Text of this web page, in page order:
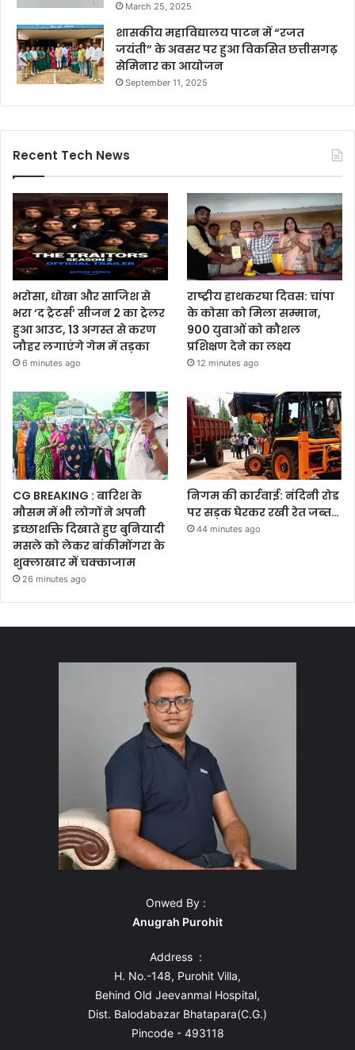
March 25, 2025
शासकीय महाविद्यालय पाटन में “रजत
जयंती” के अवसर पर हुआ विकसित छत्तीसगढ़
सेमिनार का आयोजन
September 11, 2025
Recent Tech News
भरोसा, धोखा और साजिश से
भरा ‘द ट्रेटर्स’ सीजन 2 का ट्रेलर
हुआ आउट, 13 अगस्त से करण
जौहर लगाएंगे गेम में तड़का
6 minutes ago
राष्ट्रीय हाथकरघा दिवस: चांपा
के कोसा को मिला सम्मान,
900 युवाओं को कौशल
प्रशिक्षण देने का लक्ष्य
12 minutes ago
CG BREAKING : बारिश के
मौसम में भी लोगों ने अपनी
इच्छाशक्ति दिखाते हुए बुनियादी
मसले को लेकर बांकीमोंगरा के
शुक्लाखार में चक्काजाम
26 minutes ago
निगम की कार्रवाई: नंदिनी रोड
पर सड़क घेरकर रखी रेत जब्त…
44 minutes ago
Onwed By :
Anugrah Purohit
Address :
H. No.-148, Purohit Villa,
Behind Old Jeevanmal Hospital,
Dist. Balodabazar Bhatapara(C.G.)
Pincode - 493118